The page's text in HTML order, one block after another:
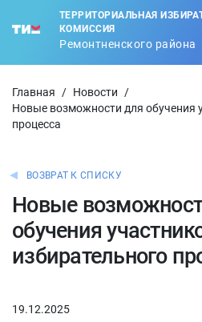
ТЕРРИТОРИАЛЬНАЯ
КОМИССИЯ
Ремонтненского района
Главная / Новости
/
Новые возможности для обучения
процесса
ВОЗВРАТ К СПИСКУ
Новые
обучения
избирательного
19.12.2025